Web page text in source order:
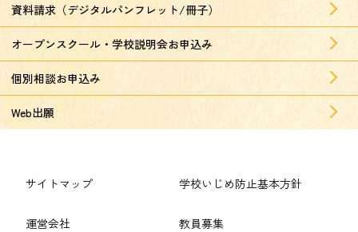
資料請求（デジタルパンフレット/冊子）
オープンスクール・学校説明会お申込み
個別相談お申込み
Web出願
サイトマップ
運営会社
学校いじめ防止基本方針
教員募集